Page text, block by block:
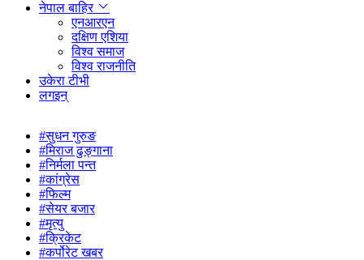
नेपाल बाहिर
एनआरएन
दक्षिण एशिया
विश्व समाज
विश्व राजनीति
उकेरा टीभी
लगइन्
#सुधन गुरुङ
#मिराज ढुङ्गाना
#निर्मला पन्त
#कांग्रेस
#फिल्म
#सेयर बजार
#मृत्यु
#क्रिकेट
#कर्पोरेट खबर